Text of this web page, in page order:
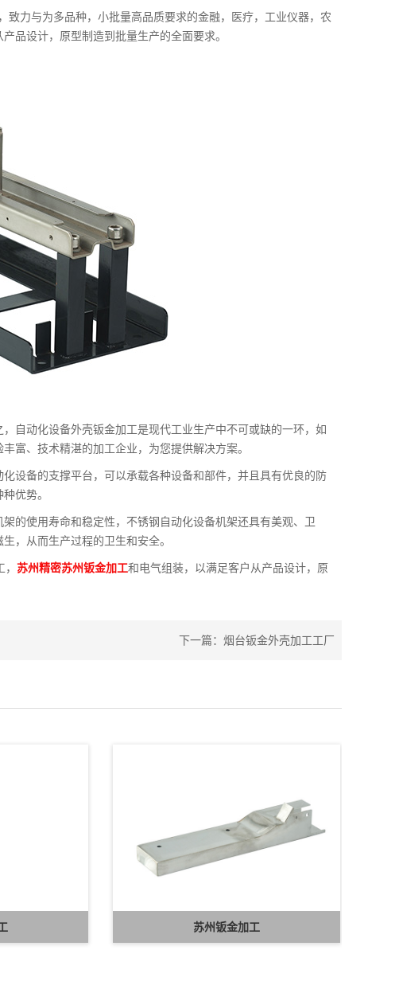
致力与为多品种，小批量高品质要求的金融，医疗，工业仪器，农
品设计，原型制造到批量生产的全面要求。
自动化设备外壳钣金加工是现代工业生产中不可或缺的一环，如
富、技术精湛的加工企业，为您提供解决方案。
设备的支撑平台，可以承载各种设备和部件，并且具有优良的防
优势。
的使用寿命和稳定性，不锈钢自动化设备机架还具有美观、卫
，从而生产过程的卫生和安全。
，苏州精密苏州钣金加工和电气组装，以满足客户从产品设计，原
下一篇： 烟台钣金外壳加工工厂
苏州钣金加工